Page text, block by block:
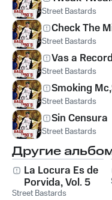
Street Bastards
Check The
Street Bastards
Vas a
Street Bastards
Smoking
Street Bastards
Sin Censura
Street Bastards
Другие
La Locura Es de
Porvida, Vol. 5
Street Bastards